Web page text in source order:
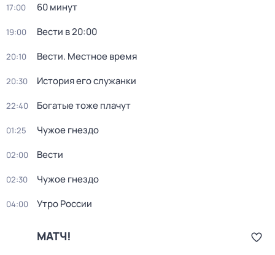
17:00 60 минут
19:00 Вести в 20:00
20:10 Вести. Местное время
20:30 История его служанки
22:40 Богатые тоже плачут
01:25 Чужое гнездо
02:00 Вести
02:30 Чужое гнездо
04:00 Утро России
МАТЧ!